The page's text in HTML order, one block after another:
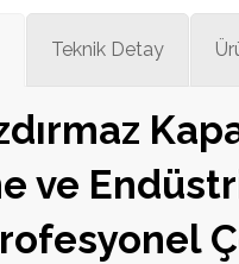
Teknik Detay
ve